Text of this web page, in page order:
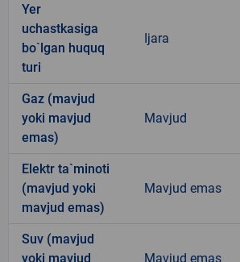
Yer
uchastkasiga
bo`lgan huquq
turi
Ijara
Gaz (mavjud
yoki mavjud
emas)
Mavjud
Elektr ta`minoti
(mavjud yoki
mavjud emas)
Mavjud emas
Suv (mavjud
yoki mavjud
Mavjud emas